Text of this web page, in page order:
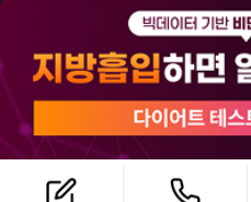
365mc 병·의원 이용약관
비급여진료
(주)365mcㅣ서울특별시 서초구 서
120-87-
COPYRIGHT(C) 2025